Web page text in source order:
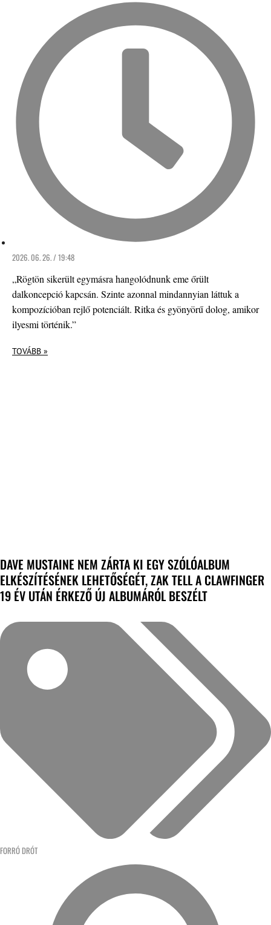
2026. 06. 26. / 19:48
„Rögtön sikerült egymásra hangolódnunk eme őrült
dalkoncepció kapcsán. Szinte azonnal mindannyian láttuk a
kompozícióban rejlő potenciált. Ritka és gyönyörű dolog, amikor
ilyesmi történik.”
TOVÁBB »
DAVE MUSTAINE NEM ZÁRTA KI EGY SZÓLÓALBUM
ELKÉSZÍTÉSÉNEK LEHETŐSÉGÉT, ZAK TELL A CLAWFINGER
19 ÉV UTÁN ÉRKEZŐ ÚJ ALBUMÁRÓL BESZÉLT
FORRÓ DRÓT